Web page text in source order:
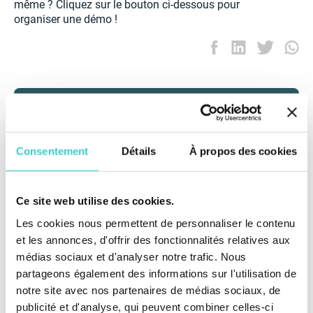
Consentement Détails À propos des cookies
Ce site web utilise des cookies.
Les cookies nous permettent de personnaliser le contenu
et les annonces, d'offrir des fonctionnalités relatives aux
médias sociaux et d'analyser notre trafic. Nous
partageons également des informations sur l'utilisation de
notre site avec nos partenaires de médias sociaux, de
publicité et d'analyse, qui peuvent combiner celles-ci
même ? Cliquez sur le bouton ci-dessous pour
organiser une démo !
Automatisez le contrôle qualité, accélérez les tests
et réduisez les retours pour votre entreprise avec
NSYS Diagnostics